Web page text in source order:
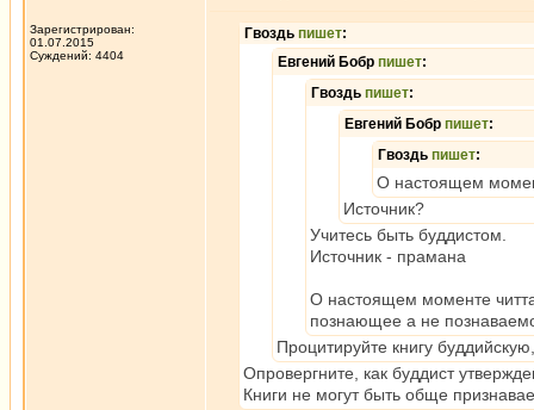
Зарегистрирован:
01.07.2015
Суждений: 4404
Гвоздь пишет:
Евгений Бобр пишет:
Гвоздь пишет:
Евгений Бобр пишет:
Гвоздь пишет:
О настоящем
Источник?
Учитесь быть буддистом.
Источник - прамана
О настоящем моменте
познающее а не
Процитируйте книгу
Опровергните, как буддист
Книги не могут быть обще